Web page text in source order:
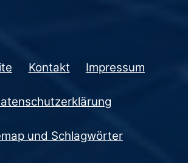
Kontakt Impressum
und Schlagwörter